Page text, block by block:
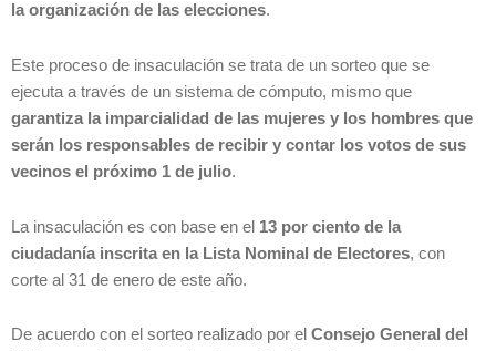
la organización de las elecciones.
Este proceso de insaculación se trata de un sorteo que se
ejecuta a través de un sistema de cómputo, mismo que
garantiza la imparcialidad de las mujeres y los hombres que
serán los responsables de recibir y contar los votos de sus
vecinos el próximo 1 de julio.
La insaculación es con base en el 13 por ciento de la
ciudadanía inscrita en la Lista Nominal de Electores, con
corte al 31 de enero de este año.
De acuerdo con el sorteo realizado por el Consejo General del